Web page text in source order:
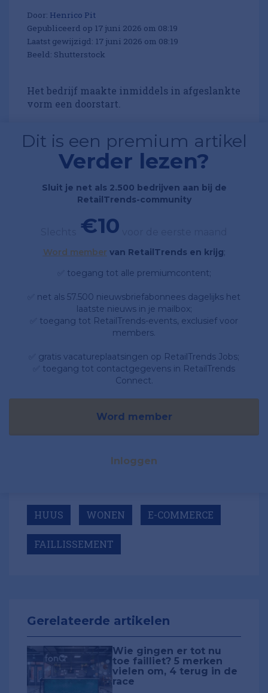
Door: Henrico Pit
Gepubliceerd op 17 juni 2026 om 08:19
Laatst gewijzigd: 17 juni 2026 om 08:19
Beeld: Shutterstock
Het bedrijf maakte inmiddels in afgeslankte
vorm een doorstart.
Dit is een premium artikel
Verder lezen?
Sluit je net als 2.500 bedrijven aan bij de
RetailTrends-community
€10
Word member van RetailTrends en krijg;
✅ toegang tot alle premiumcontent;
✅ net als 57.500 nieuwsbriefabonnees dagelijks het
laatste nieuws in je mailbox;
✅ toegang tot RetailTrends-events, exclusief voor
members.
✅ gratis vacatureplaatsingen op RetailTrends Jobs;
✅ toegang tot contactgegevens in RetailTrends
Connect.
Word member
Inloggen
HUUS WONEN E-COMMERCE
FAILLISSEMENT
Gerelateerde artikelen
Wie gingen er tot nu
toe failliet? 5 merken
vielen om, 4 terug in de
race